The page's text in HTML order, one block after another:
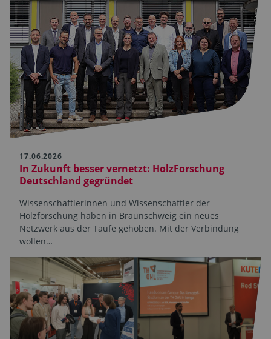
17.06.2026
In Zukunft besser vernetzt: HolzForschung
Deutschland gegründet
Wissenschaftlerinnen und Wissenschaftler der
Holzforschung haben in Braunschweig ein neues
Netzwerk aus der Taufe gehoben. Mit der Verbindung
wollen…